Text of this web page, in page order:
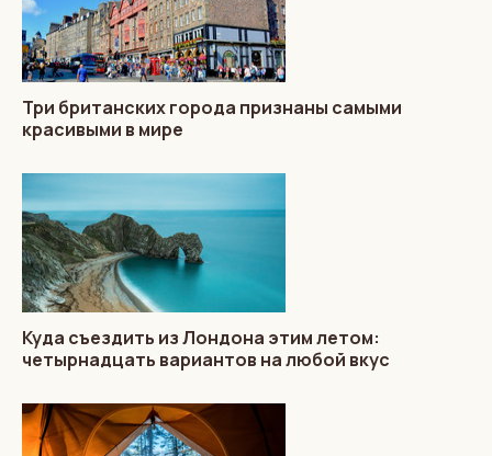
Три британских города признаны самыми
красивыми в мире
Куда съездить из Лондона этим летом:
четырнадцать вариантов на любой вкус